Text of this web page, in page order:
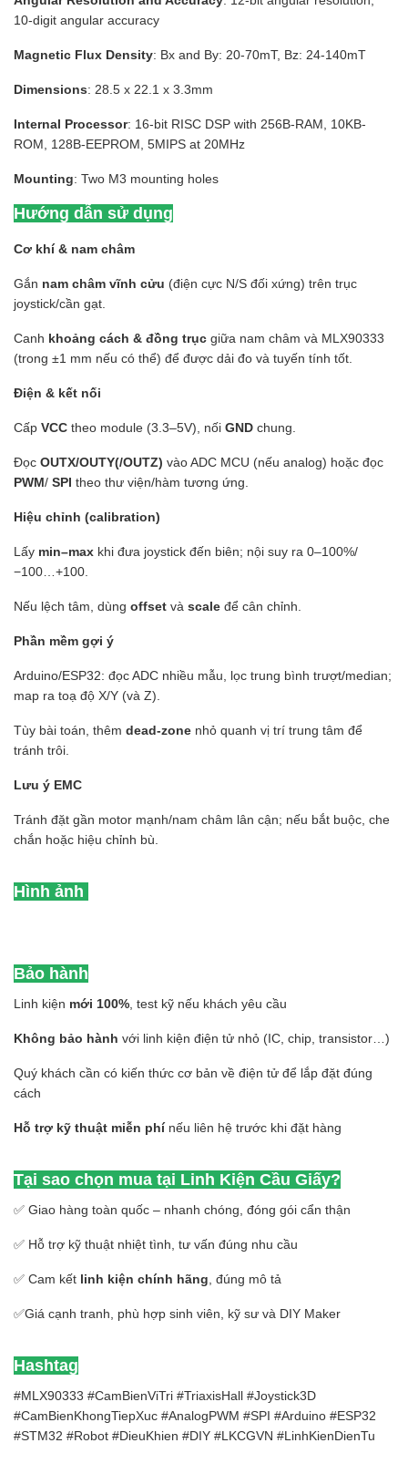
10-digit angular accuracy
Magnetic Flux Density: Bx and By: 20-70mT, Bz: 24-140mT
Dimensions: 28.5 x 22.1 x 3.3mm
Internal Processor: 16-bit RISC DSP with 256B-RAM, 10KB-
ROM, 128B-EEPROM, 5MIPS at 20MHz
Mounting: Two M3 mounting holes
Hướng dẫn sử dụng
Cơ khí & nam châm
Gắn nam châm vĩnh cửu (điện cực N/S đối xứng) trên trục
joystick/cần gạt.
Canh khoảng cách & đồng trục giữa nam châm và MLX90333
(trong ±1 mm nếu có thể) để được dải đo và tuyến tính tốt.
Điện & kết nối
Cấp VCC theo module (3.3–5V), nối GND chung.
Đọc OUTX/OUTY(/OUTZ) vào ADC MCU (nếu analog) hoặc đọc
PWM/ SPI theo thư viện/hàm tương ứng.
Hiệu chỉnh (calibration)
Lấy min–max khi đưa joystick đến biên; nội suy ra 0–100%/
−100…+100.
Nếu lệch tâm, dùng offset và scale để cân chỉnh.
Phần mềm gợi ý
Arduino/ESP32: đọc ADC nhiều mẫu, lọc trung bình trượt/median;
map ra toạ độ X/Y (và Z).
Tùy bài toán, thêm dead-zone nhỏ quanh vị trí trung tâm để
tránh trôi.
Lưu ý EMC
Tránh đặt gần motor mạnh/nam châm lân cận; nếu bắt buộc, che
chắn hoặc hiệu chỉnh bù.
Hình ảnh
Bảo hành
Linh kiện mới 100%, test kỹ nếu khách yêu cầu
Không bảo hành với linh kiện điện tử nhỏ (IC, chip, transistor…)
Quý khách cần có kiến thức cơ bản về điện tử để lắp đặt đúng
cách
Hỗ trợ kỹ thuật miễn phínếu liên hệ trước khi đặt hàng
Tại sao chọn mua tại Linh Kiện Cầu Giấy?
✅ Giao hàng toàn quốc – nhanh chóng, đóng gói cẩn thận
✅ Hỗ trợ kỹ thuật nhiệt tình, tư vấn đúng nhu cầu
✅ Cam kết linh kiện chính hãng, đúng mô tả
✅Giá cạnh tranh, phù hợp sinh viên, kỹ sư và DIY Maker
Hashtag
#MLX90333 #CamBienViTri #TriaxisHall #Joystick3D
#CamBienKhongTiepXuc #AnalogPWM #SPI #Arduino #ESP32
#STM32 #Robot #DieuKhien #DIY #LKCGVN #LinhKienDienTu